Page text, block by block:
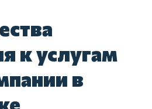
к услугам
в